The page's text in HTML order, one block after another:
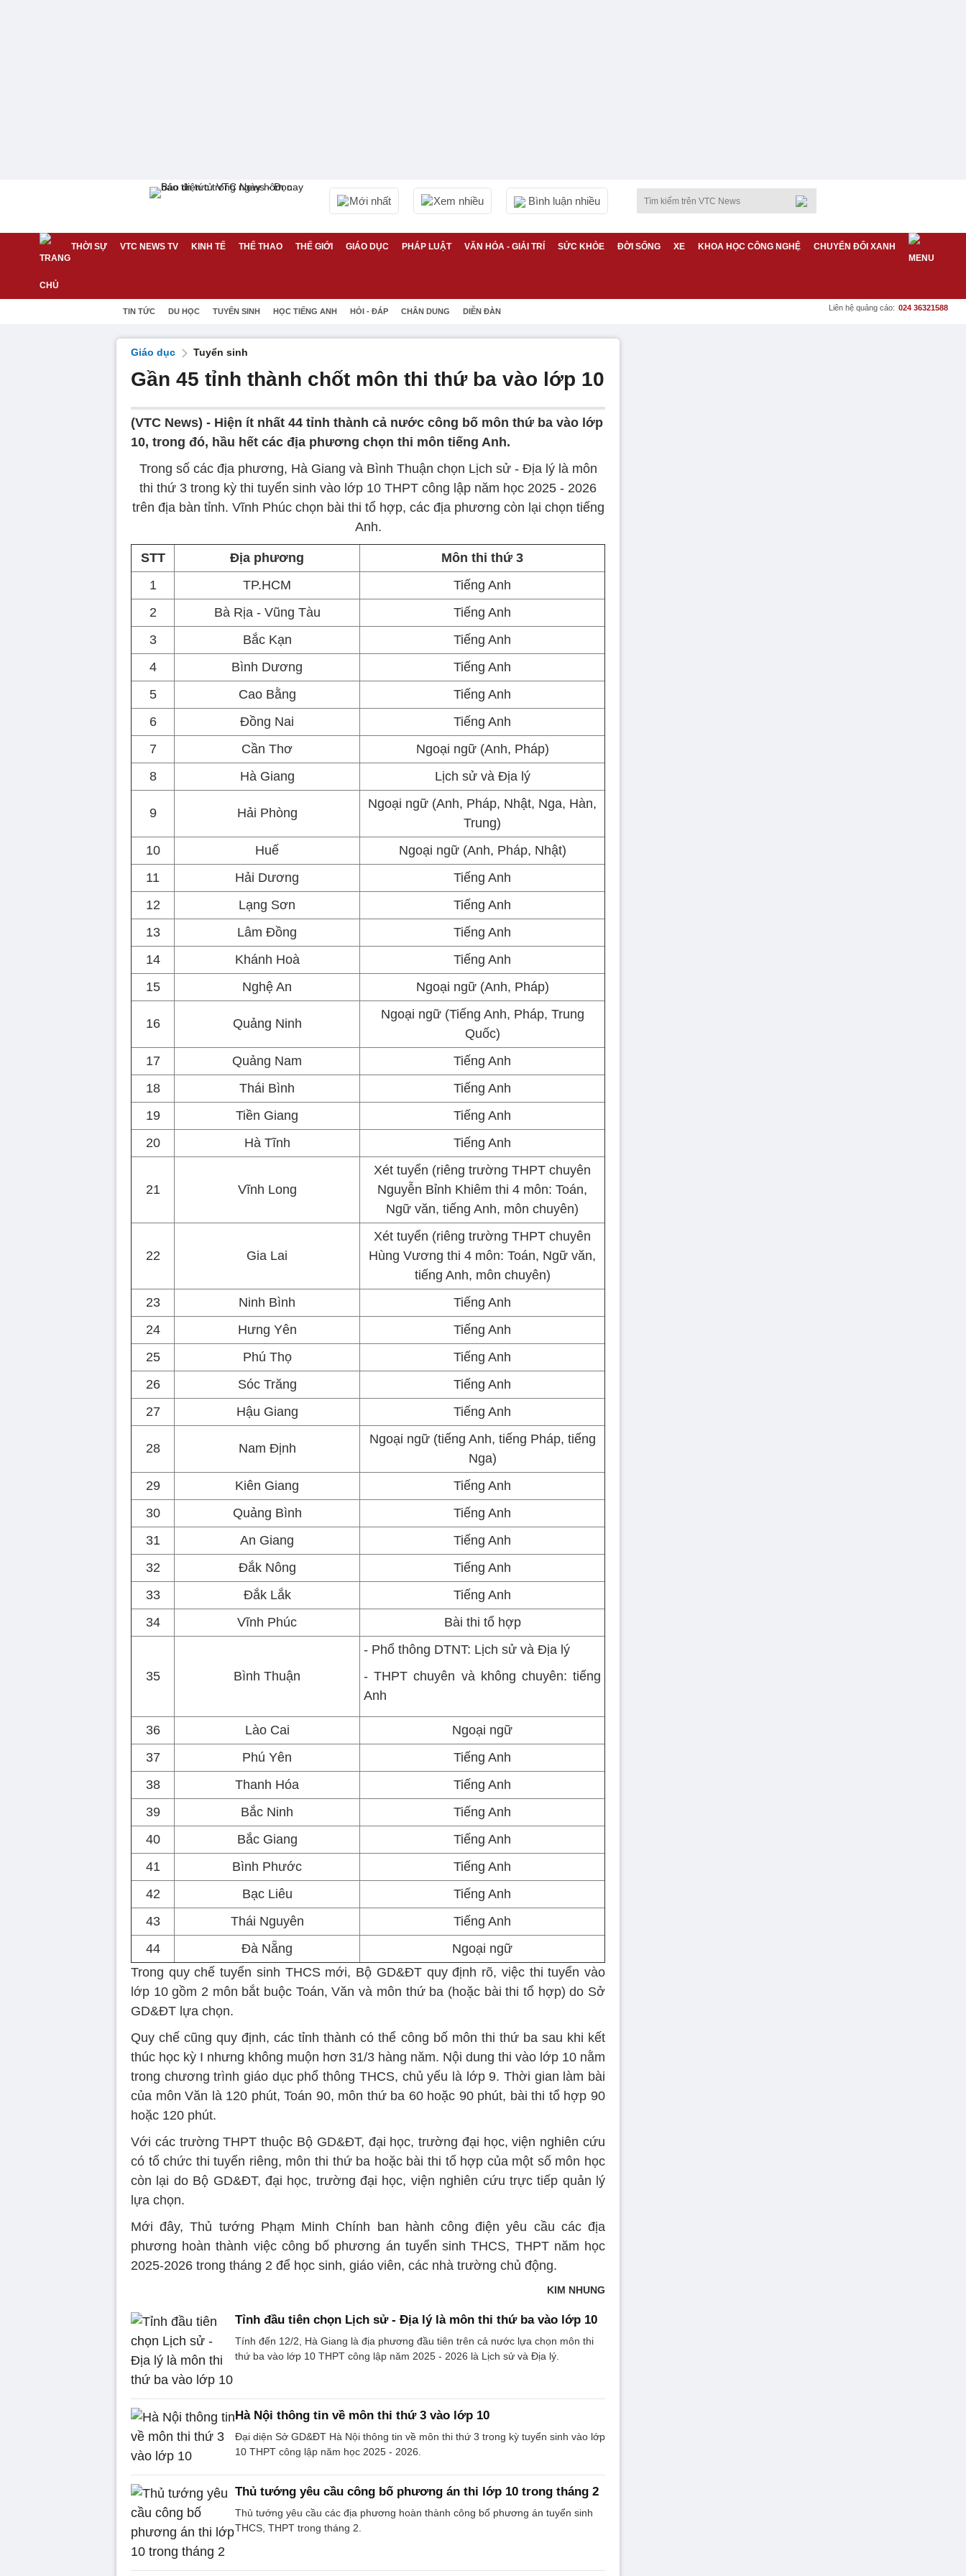
Mới nhất Xem nhiều Bình luận nhiều
THỜI SỰ VTC NEWS TV KINH TẾ THỂ THAO THẾ GIỚI GIÁO DỤC PHÁP LUẬT VĂN HÓA - GIẢI TRÍ SỨC KHỎE ĐỜI SỐNG XE KHOA HỌC CÔNG NGHỆ CHUYỂN ĐỔI XANH
TIN TỨC DU HỌC TUYỂN SINH HỌC TIẾNG ANH HỎI - ĐÁP CHÂN DUNG DIỄN ĐÀN Liên hệ quảng cáo: 024 36321588
Giáo dục Tuyển sinh
Gần 45 tỉnh thành chốt môn thi thứ ba vào lớp 10
(VTC News) - Hiện ít nhất 44 tỉnh thành cả nước công bố môn thứ ba vào lớp
10, trong đó, hầu hết các địa phương chọn thi môn tiếng Anh.
Trong số các địa phương, Hà Giang và Bình Thuận chọn Lịch sử - Địa lý là môn
thi thứ 3 trong kỳ thi tuyển sinh vào lớp 10 THPT công lập năm học 2025 - 2026
trên địa bàn tỉnh. Vĩnh Phúc chọn bài thi tổ hợp, các địa phương còn lại chọn tiếng
Anh.
STT Địa phương
Môn thi thứ 3
1
TP.HCM
Tiếng Anh
2
Bà Rịa - Vũng Tàu
Tiếng Anh
3
Bắc Kạn
Tiếng Anh
4
Bình Dương
Tiếng Anh
5
Cao Bằng
Tiếng Anh
6
Đồng Nai
Tiếng Anh
7
Cần Thơ
Ngoại ngữ (Anh, Pháp)
8
Hà Giang Lịch sử và Địa lý
9 Hải Phòng
Ngoại ngữ (Anh, Pháp, Nhật, Nga, Hàn,
Trung)
10
Huế
Ngoại ngữ (Anh, Pháp, Nhật)
11
Hải Dương
Tiếng Anh
12
Lạng Sơn
Tiếng Anh
13
Lâm Đồng
Tiếng Anh
14
Khánh Hoà
Tiếng Anh
15
Nghệ An Ngoại ngữ (Anh, Pháp)
16 Quảng Ninh
Ngoại ngữ (Tiếng Anh, Pháp, Trung
Quốc)
17
Quảng Nam
Tiếng Anh
18
Thái Bình
Tiếng Anh
19
Tiền Giang
Tiếng Anh
20
Hà Tĩnh Tiếng Anh
21 Vĩnh Long
Xét tuyển (riêng trường THPT chuyên
Nguyễn Bỉnh Khiêm thi 4 môn: Toán,
Ngữ văn, tiếng Anh, môn chuyên)
22 Gia Lai
Xét tuyển (riêng trường THPT chuyên
Hùng Vương thi 4 môn: Toán, Ngữ văn,
tiếng Anh, môn chuyên)
23
Ninh Bình
Tiếng Anh
24
Hưng Yên
Tiếng Anh
25
Phú Thọ
Tiếng Anh
26
Sóc Trăng
Tiếng Anh
27
Hậu Giang Tiếng Anh
28 Nam Định
Ngoại ngữ (tiếng Anh, tiếng Pháp, tiếng
Nga)
29
Kiên Giang
Tiếng Anh
30
Quảng Bình
Tiếng Anh
31
An Giang
Tiếng Anh
32
Đắk Nông
Tiếng Anh
33
Đắk Lắk
Tiếng Anh
34
Vĩnh Phúc Bài thi tổ hợp
35 Bình Thuận
- Phổ thông DTNT: Lịch sử và Địa lý
- THPT chuyên và không chuyên: tiếng
Anh
36 Lào Cai
Ngoại ngữ
37
Phú Yên
Tiếng Anh
38
Thanh Hóa
Tiếng Anh
39
Bắc Ninh
Tiếng Anh
40
Bắc Giang
Tiếng Anh
41
Bình Phước
Tiếng Anh
42
Bạc Liêu
Tiếng Anh
43
Thái Nguyên
Tiếng Anh
44
Đà Nẵng
Ngoại ngữ
Trong quy chế tuyển sinh THCS mới, Bộ GD&ĐT quy định rõ, việc thi tuyển vào
lớp 10 gồm 2 môn bắt buộc Toán, Văn và môn thứ ba (hoặc bài thi tổ hợp) do Sở
GD&ĐT lựa chọn.
Quy chế cũng quy định, các tỉnh thành có thể công bố môn thi thứ ba sau khi kết
thúc học kỳ I nhưng không muộn hơn 31/3 hàng năm. Nội dung thi vào lớp 10 nằm
trong chương trình giáo dục phổ thông THCS, chủ yếu là lớp 9. Thời gian làm bài
của môn Văn là 120 phút, Toán 90, môn thứ ba 60 hoặc 90 phút, bài thi tổ hợp 90
hoặc 120 phút.
Với các trường THPT thuộc Bộ GD&ĐT, đại học, trường đại học, viện nghiên cứu
có tổ chức thi tuyển riêng, môn thi thứ ba hoặc bài thi tổ hợp của một số môn học
còn lại do Bộ GD&ĐT, đại học, trường đại học, viện nghiên cứu trực tiếp quản lý
lựa chọn.
Mới đây, Thủ tướng Phạm Minh Chính ban hành công điện yêu cầu các địa
phương hoàn thành việc công bố phương án tuyển sinh THCS, THPT năm học
2025-2026 trong tháng 2 để học sinh, giáo viên, các nhà trường chủ động.
KIM NHUNG
Tỉnh đầu tiên chọn Lịch sử - Địa lý là môn thi thứ ba vào lớp 10
Tính đến 12/2, Hà Giang là địa phương đầu tiên trên cả nước lựa chọn môn thi
thứ ba vào lớp 10 THPT công lập năm 2025 - 2026 là Lịch sử và Địa lý.
Hà Nội thông tin về môn thi thứ 3 vào lớp 10
Đại diện Sở GD&ĐT Hà Nội thông tin về môn thi thứ 3 trong kỳ tuyển sinh vào lớp
10 THPT công lập năm học 2025 - 2026.
Thủ tướng yêu cầu công bố phương án thi lớp 10 trong tháng 2
Thủ tướng yêu cầu các địa phương hoàn thành công bố phương án tuyển sinh
THCS, THPT trong tháng 2.